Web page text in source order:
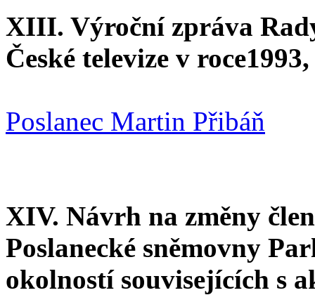
XIII. Výroční zpráva
České televize v
Poslanec Martin Přibáň
XIV. Návrh na změny
Poslanecké sněmovny
okolností souvisejících s